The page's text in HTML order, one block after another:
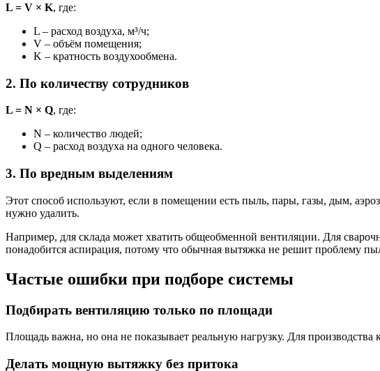
L = V × K, где:
L – расход воздуха, м³/ч;
V – объём помещения;
K – кратность воздухообмена.
2. По количеству сотрудников
L = N × Q, где:
N – количество людей;
Q – расход воздуха на одного человека.
3. По вредным выделениям
Этот способ используют, если в помещении есть пыль, пары, газы, дым,
нужно удалить.
Например, для склада может хватить общеобменной вентиляции. Для
понадобится аспирация, потому что обычная вытяжка не решит проблему
Частые ошибки при подборе системы
Подбирать вентиляцию только по площади
Площадь важна, но она не показывает реальную нагрузку. Для
Делать мощную вытяжку без притока